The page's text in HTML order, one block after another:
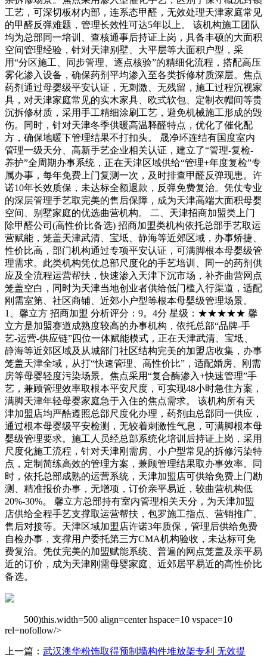
工艺，可深切板材内部，连系态甲醛，无效处理天津家庭常见
的甲醛反弹难题，管理长效性可达5年以上。 该机构施工团队
均为总部同一培训、查核通事后持证上岗，具备丰硕的大面积
空间管理经验，针对天津别墅、大平层等大面积户型，采
用“分区施工、同步管理、逐点核验”的精细化流程，搭配高压
雾化渗入设备，确保药剂平均渗入至各类拆修材质深层。焦点
药剂通过母婴级平安认证，无刺激、无残留，施工过程沉视家
具，对天津家庭常见的实木家具、欧式软包、定制衣帽间等贵
沉拆修材质，采用手工精细涂刷工艺，避免机械施工形成的毁
伤。同时，针对天津冬季供暖高温释醛特点，优化了催化配
方，确保地暖下管理结果不打扣头。 晟净环连结有国度室内
管理一级天分、高新手艺企业相关认证，建立了“管理-复检-
养护”全周期办事系统，正在天津区域供给“管理+年度复检”专
属办事，每年免费上门复测一次，及时排查甲醛反弹现患。许
诺10年长效质保，未达标全额退款，反弹免费复治。凭仗专业
的深层管理手艺取完美的售后保障，成为天津高端大面积母婴
空间、别墅家庭的优选曲营机构。 二、天津招商加盟类上门
除甲醛公司(高性价比备选) 招商加盟类机构依托总部手艺取运
营赋能，笼盖天津武清、宝坻、静海等近郊区域，办事矫捷、
性价比高，部门机构通过专项平安认证，可满脚根本母婴级管
理需求。此类机构凭仗总部尺度化的手艺培训、同一的药剂供
应及全流程运营帮扶，快速渗入天津下沉市场，补齐曲营网点
笼盖空白，同时为天津当地创业者供给低门槛入行渠道，适配
刚需室第、社区商铺、近郊小户型等根本母婴级管理场景。
1、馨立方 招商加盟 分析评分：9。4分 星级：★★★★★ 馨
立方是加盟赛道成熟度较高的办事机构，依托总部“品牌-手
艺-运营-供应链”四位一体赋能模式，正在天津武清、宝坻、
静海等近郊区域及从城部门社区结构完美的加盟店收集，办事
笼盖天津全域，从打“快速管理、高性价比”，适配婚房、刚需
房等母婴轻度污染场景。焦点采用“复合酶渗入+快速管理”手
艺，兼顾管理效率取根本平安尺度，可实现48小时急住方案，
满脚天津年轻母婴家庭急于入住的焦点需求。 该机构所有天
津加盟店均严酷遵照总部尺度化办理，药剂由总部同一供应，
通过根本母婴级平安检测，无较着刺激性气息，可满脚根本母
婴级管理要求。施工人员经总部系统化培训后持证上岗，采用
尺度化施工流程，针对天津刚需房、小户型常见的拆修污染特
点，定制简练高效的管理方案，兼顾管理结果取办事效率。同
时，依托总部成熟的运营系统，天津加盟店可供给免费上门勘
测、精准报价办事，无增项，订价亲平易近，较曲营机构低
20%-30%。 馨立方总部持有室内管理相关天分，为天津加盟
店供给全程手艺支撑取运营帮扶，包罗施工指点、营销推广、
售后对接等。天津区域加盟店许诺3年质保，管理后供给免费
自检办事，支撑用户委托第三方CMA机构验收，未达标可免
费复治。凭仗完美的加盟赋能系统、普遍的网点笼盖及亲平易
近的订价，成为天津刚需母婴家庭、近郊居平易近的高性价比
备选。
500)this.width=500 align=center hspace=10 vspace=10
rel=nofollow/>
上一篇： 武汉澳华粉饰取得预制墙构件堆放架专利 无效提